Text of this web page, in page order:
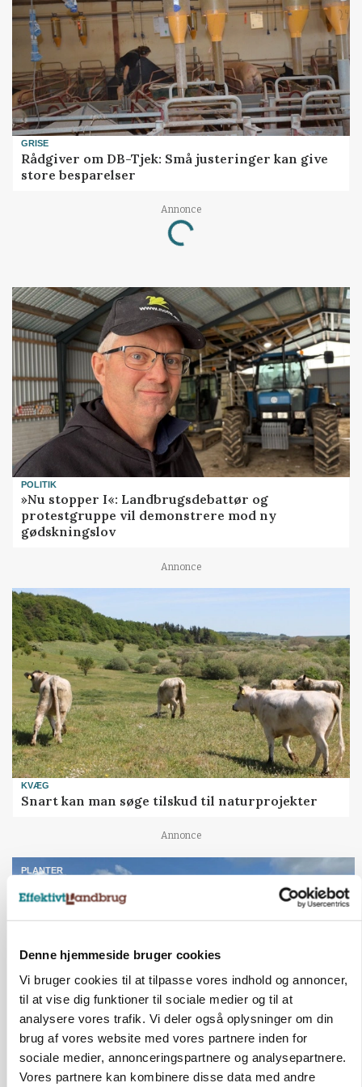
Denne hjemmeside bruger cookies
Vi bruger cookies til at tilpasse vores indhold og annoncer,
til at vise dig funktioner til sociale medier og til at
analysere vores trafik. Vi deler også oplysninger om din
brug af vores website med vores partnere inden for
sociale medier, annonceringspartnere og analysepartnere.
Vores partnere kan kombinere disse data med andre
GRISE
Rådgiver om DB-Tjek: Små justeringer kan give
store besparelser
Annonce
Loading...
POLITIK
»Nu stopper I«: Landbrugsdebattør og
protestgruppe vil demonstrere mod ny
gødskningslov
Annonce
KVÆG
Snart kan man søge tilskud til naturprojekter
Annonce
PLANTER
Før såmaskinen kører: Her er efterårets største
skadedyrsrisici
Loading...